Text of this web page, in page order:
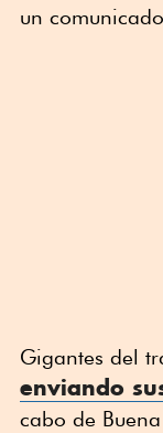
un
Gigantes del
enviando
cabo de